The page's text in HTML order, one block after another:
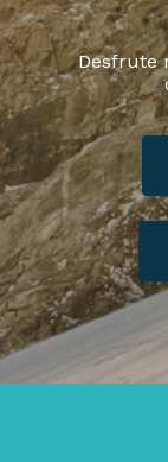
Desfrute